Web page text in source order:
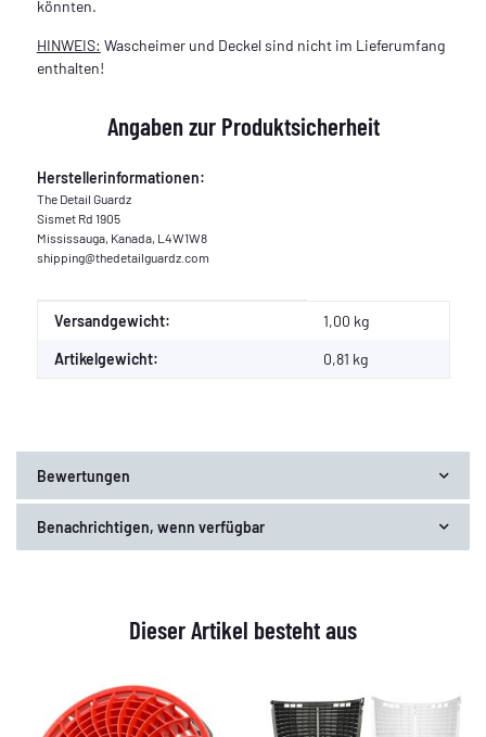
könnten.
HINWEIS: Wascheimer und Deckel sind nicht im Lieferumfang
enthalten!
Angaben zur Produktsicherheit
Herstellerinformationen:
The Detail Guardz
Sismet Rd 1905
Mississauga, Kanada, L4W1W8
shipping@thedetailguardz.com
Produkteigenschaft
Wert
Versandgewicht: 1,00 kg
Artikelgewicht: 0,81 kg
Bewertungen
Benachrichtigen, wenn verfügbar
Dieser Artikel besteht aus